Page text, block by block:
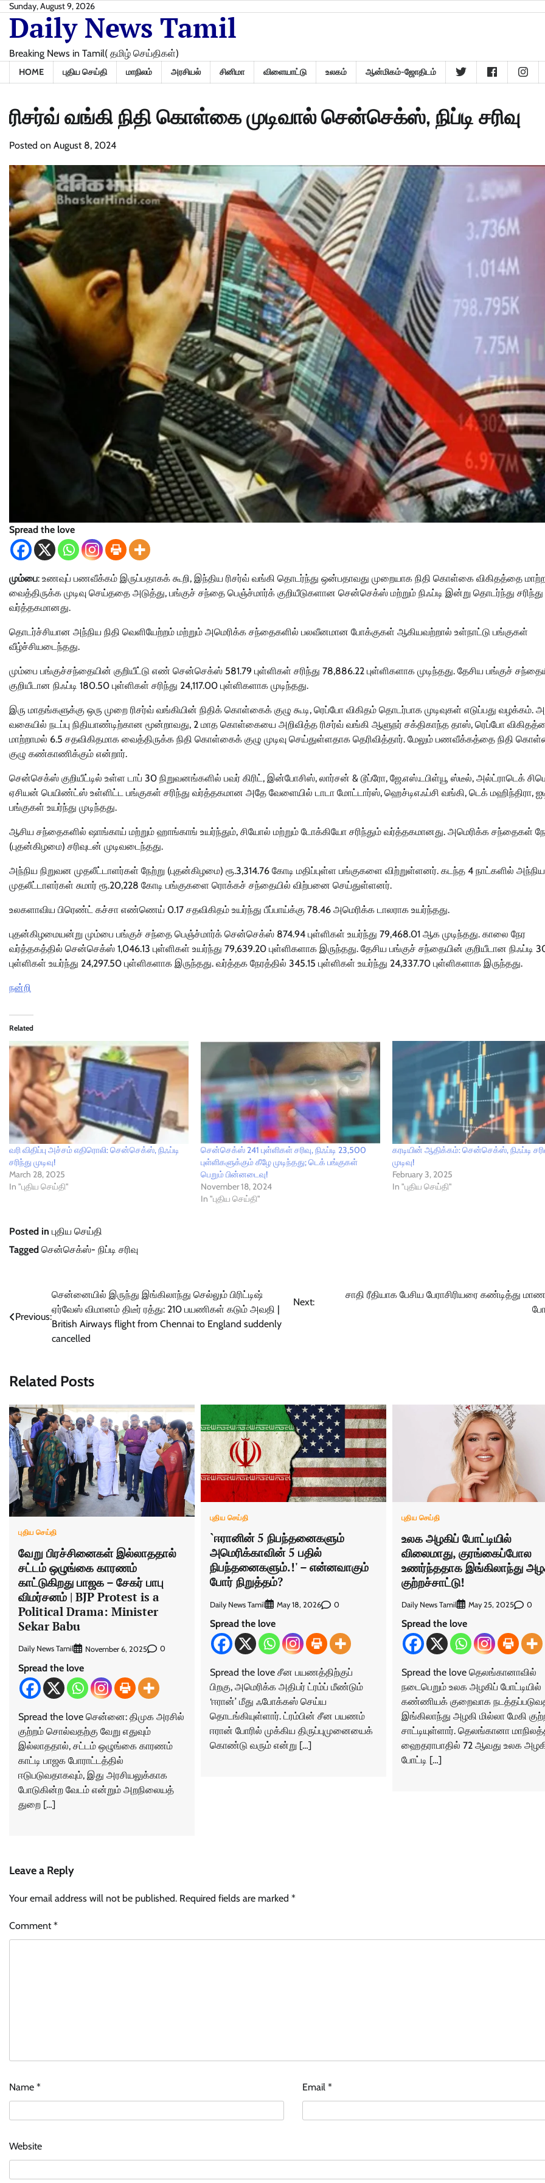
Skip
content
Sunday, August 9, 2026
Daily News Tamil
Breaking News in Tamil( தமிழ் செய்திகள்)
HOME புதிய செய்தி மாநிலம் அரசியல் சினிமா விளையாட்டு உலகம் ஆன்மிகம்-ஜோதிடம்
ரிசர்வ் வங்கி நிதி கொள்கை முடிவால் சென்செக்ஸ், நிப்டி சரிவு
Posted on August 8, 2024
Spread the love
மும்பை: உணவுப் பணவீக்கம் இருப்பதாகக் கூறி, இந்திய ரிசர்வ் வங்கி தொடர்ந்து ஒன்பதாவது முறையாக நிதி கொள்கை விகிதத்தை
வைத்திருக்க முடிவு செய்ததை அடுத்து, பங்குச் சந்தை பெஞ்ச்மார்க் குறியீடுகளான சென்செக்ஸ் மற்றும் நிஃப்டி இன்று தொடர்ந்து சரிந்து
வர்த்தகமானது.
தொடர்ச்சியான அந்நிய நிதி வெளியேற்றம் மற்றும் அமெரிக்க சந்தைகளில் பலவீனமான போக்குகள் ஆகியவற்றால் உள்நாட்டு பங்குகள்
வீழ்ச்சியடைந்தது.
மும்பை பங்குச்சந்தையின் குறியீட்டு எண் சென்செக்ஸ் 581.79 புள்ளிகள் சரிந்து 78,886.22 புள்ளிகளாக முடிந்தது. தேசிய பங்குச்
குறியீடான நிஃப்டி 180.50 புள்ளிகள் சரிந்து 24,117.00 புள்ளிகளாக முடிந்தது.
இரு மாதங்களுக்கு ஒரு முறை ரிசர்வ் வங்கியின் நிதிக் கொள்கைக் குழு கூடி, ரெப்போ விகிதம் தொடர்பாக முடிவுகள் எடுப்பது வழக்கம்.
வகையில் நடப்பு நிதியாண்டிற்கான மூன்றாவது, 2 மாத கொள்கையை அறிவித்த ரிசர்வ் வங்கி ஆளுநர் சக்திகாந்த தாஸ், ரெப்போ
மாற்றாமல் 6.5 சதவிகிதமாக வைத்திருக்க நிதி கொள்கைக் குழு முடிவு செய்துள்ளதாக தெரிவித்தார். மேலும் பணவீக்கத்தை நிதி
குழு கண்காணிக்கும் என்றார்.
சென்செக்ஸ் குறியீட்டில் உள்ள டாப் 30 நிறுவனங்களில் பவர் கிரிட், இன்போசிஸ், லார்சன் & டூப்ரோ, ஜே.எஸ்.டபிள்யூ ஸ்டீல், அல்ட்ராடெக்
ஏசியன் பெயிண்ட்ஸ் உள்ளிட்ட பங்குகள் சரிந்து வர்த்தகமான அதே வேளையில் டாடா மோட்டார்ஸ், ஹெச்டிஎஃப்சி வங்கி, டெக் மஹிந்திரா,
பங்குகள் உயர்ந்து முடிந்தது.
ஆசிய சந்தைகளில் ஷாங்காய் மற்றும் ஹாங்காங் உயர்ந்தும், சியோல் மற்றும் டோக்கியோ சரிந்தும் வர்த்தகமானது. அமெரிக்க சந்தைகள்
(புதன்கிழமை) சரிவுடன் முடிவடைந்தது.
அந்நிய நிறுவன முதலீட்டாளர்கள் நேற்று (புதன்கிழமை) ரூ.3,314.76 கோடி மதிப்புள்ள பங்குகளை விற்றுள்ளனர். கடந்த 4 நாட்களில் அந்நிய
முதலீட்டாளர்கள் சுமார் ரூ.20,228 கோடி பங்குகளை ரொக்கச் சந்தையில் விற்பனை செய்துள்ளனர்.
உலகளாவிய பிரெண்ட் கச்சா எண்ணெய் 0.17 சதவிகிதம் உயர்ந்து பீப்பாய்க்கு 78.46 அமெரிக்க டாலராக உயர்ந்தது.
புதன்கிழமையன்று மும்பை பங்குச் சந்தை பெஞ்ச்மார்க் சென்செக்ஸ் 874.94 புள்ளிகள் உயர்ந்து 79,468.01 ஆக முடிந்தது. காலை நேர
வர்த்தகத்தில் சென்செக்ஸ் 1,046.13 புள்ளிகள் உயர்ந்து 79,639.20 புள்ளிகளாக இருந்தது. தேசிய பங்குச் சந்தையின் குறியீடான நிஃப்டி
புள்ளிகள் உயர்ந்து 24,297.50 புள்ளிகளாக இருந்தது. வர்த்தக நேரத்தில் 345.15 புள்ளிகள் உயர்ந்து 24,337.70 புள்ளிகளாக இருந்தது.
நன்றி
Related
வரி விதிப்பு அச்சம் எதிரொலி: சென்செக்ஸ், நிஃப்டி
சரிந்து முடிவு!
March 28, 2025
In "புதிய செய்தி"
சென்செக்ஸ் 241 புள்ளிகள் சரிவு, நிஃப்டி 23,500
புள்ளிகளுக்கும் கீழே முடிந்தது; டெக் பங்குகள்
பெறும் பின்னடைவு!
November 18, 2024
In "புதிய செய்தி"
கரடியின் ஆதிக்கம்: சென்செக்ஸ், நிஃப்டி
முடிவு!
February 3, 2025
In "புதிய செய்தி"
Posted in புதிய செய்தி
Tagged சென்செக்ஸ்- நிப்டி சரிவு
navigation
Previous:
சென்னையில் இருந்து இங்கிலாந்து செல்லும் பிரிட்டிஷ்
ஏர்வேஸ் விமானம் திடீர் ரத்து: 210 பயணிகள் கடும் அவதி |
British Airways flight from Chennai to England suddenly
cancelled
Next:
சாதி ரீதியாக பேசிய பேராசிரியரை கண்டித்து
Related Posts
புதிய செய்தி
வேறு பிரச்சினைகள் இல்லாததால்
சட்டம் ஒழுங்கை காரணம்
காட்டுகிறது பாஜக – சேகர் பாபு
விமர்சனம் | BJP Protest is a
Political Drama: Minister
Sekar Babu
Daily News Tamil November 6, 2025 0
Spread the love
Spread the love சென்னை: திமுக அரசில்
குற்றம் சொல்வதற்கு வேறு எதுவும்
இல்லாததால், சட்டம் ஒழுங்கை காரணம்
காட்டி பாஜக போராட்டத்தில்
ஈடுபடுவதாகவும், இது அரசியலுக்காக
போடுகின்ற வேடம் என்றும் அறநிலையத்
துறை […]
புதிய செய்தி
`ஈரானின் 5 நிபந்தனைகளும்
அமெரிக்காவின் 5 பதில்
நிபந்தனைகளும்.!' – என்னவாகும்
போர் நிறுத்தம்?
Daily News Tamil May 18, 2026 0
Spread the love
Spread the love சீன பயணத்திற்குப்
பிறகு, அமெரிக்க அதிபர் ட்ரம்ப் மீண்டும்
‘ஈரான்’ மீது ஃபோக்கஸ் செய்ய
தொடங்கியுள்ளார். ட்ரம்பின் சீன பயணம்
ஈரான் போரில் முக்கிய திருப்புமுனையைக்
கொண்டு வரும் என்று […]
புதிய செய்தி
உலக அழகிப் போட்டியில்
விலைமாது, குரங்கைப்போல
உணர்ந்ததாக இங்கிலாந்து
குற்றச்சாட்டு!
Daily News Tamil May 25, 2025 0
Spread the love
Spread the love தெலங்கானாவில்
நடைபெறும் உலக அழகிப் போட்டியில்
கண்ணியக் குறைவாக
இங்கிலாந்து அழகி மில்லா மேகி
சாட்டியுள்ளார். தெலங்கானா
ஹைதராபாதில் 72 ஆவது உலக
போட்டி […]
Leave a Reply
Your email address will not be published. Required fields are marked *
Comment*
Name * Email*
Website